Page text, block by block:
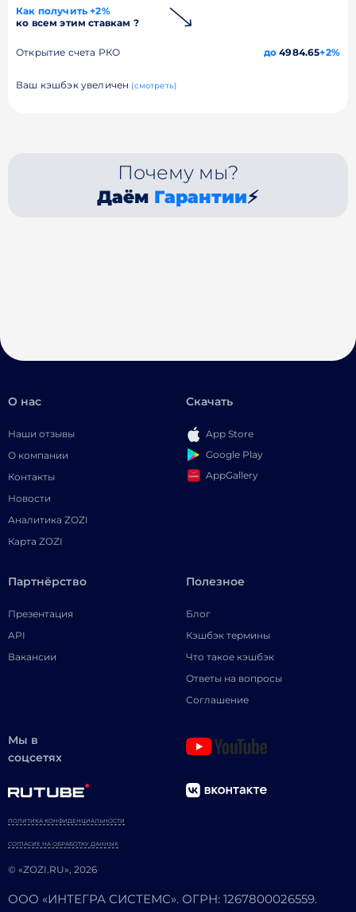
Как получить +2%
ко всем этим ставкам ?
Открытие счета РКО до 4984.65+2%
Ваш кэшбэк увеличен (смотреть)
Почему мы?
Даём Гарантии⚡
О нас
Наши отзывы
О компании
Контакты
Новости
Аналитика ZOZI
Карта ZOZI
Скачать
App Store
Google Play
AppGallery
Партнёрство
Презентация
API
Вакансии
Полезное
Блог
Кэшбэк термины
Что такое кэшбэк
Ответы на вопросы
Соглашение
Мы в
соцсетях
© «ZOZI.RU», 2026
ПОЛИТИКА КОНФИДЕНЦИАЛЬНОСТИ
СОГЛАСИЕ НА ОБРАБОТКУ ДАННЫХ
ООО «ИНТЕГРА СИСТЕМС». ОГРН: 1267800026559.